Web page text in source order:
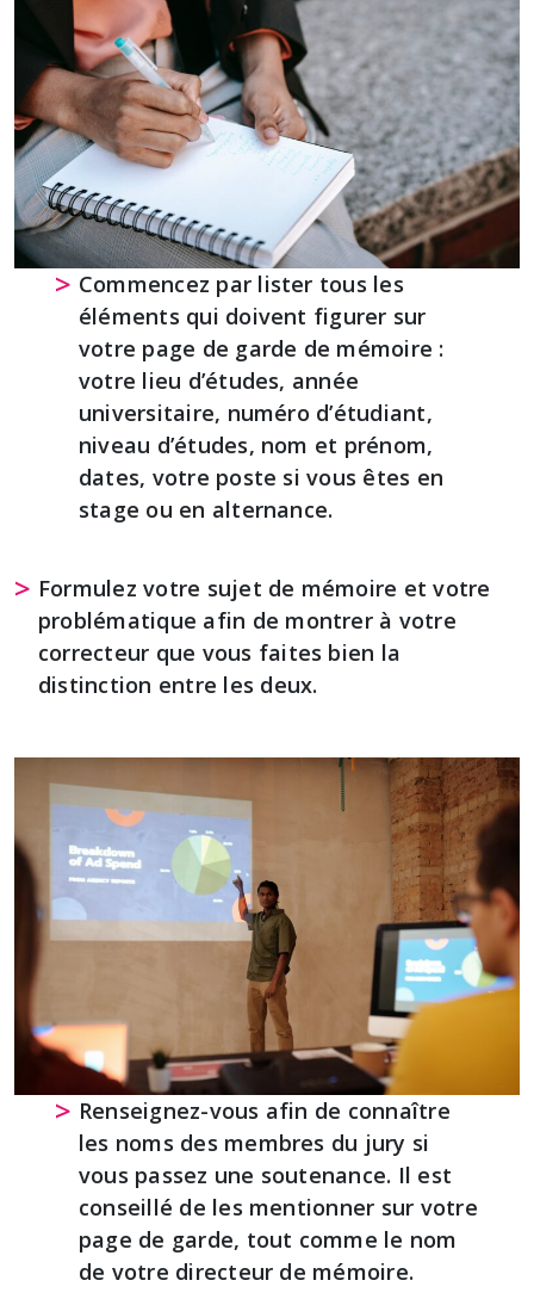
Commencez par lister tous les
éléments qui doivent figurer sur
votre page de garde de mémoire :
votre lieu d’études, année
universitaire, numéro d’étudiant,
niveau d’études, nom et prénom,
dates, votre poste si vous êtes en
stage ou en alternance.
Formulez votre sujet de mémoire et votre
problématique afin de montrer à votre
correcteur que vous faites bien la
distinction entre les deux.
Renseignez-vous afin de connaître
les noms des membres du jury si
vous passez une soutenance. Il est
conseillé de les mentionner sur votre
page de garde, tout comme le nom
de votre directeur de mémoire.